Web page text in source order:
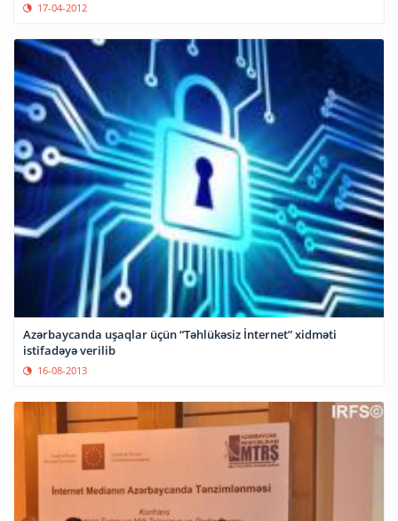
17-04-2012
Azərbaycanda uşaqlar üçün “Təhlükəsiz İnternet” xidməti
istifadəyə verilib
16-08-2013